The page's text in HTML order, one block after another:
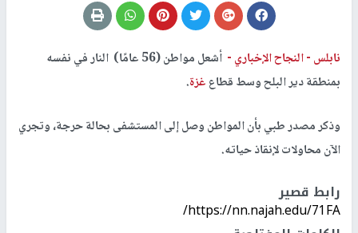
نابلس -النجاح الإخباري -
أشعل مواطن (56 عامًا) النار في نفسه
بمنطقة دير البلح وسط قطاعغزة.
وذكر مصدر طبي بأن المواطن وصل إلى المستشفى بحالة حرجة، وتجري
الآن محاولات لإنقاذ حياته.
رابط قصير
https://nn.najah.edu/71FA/